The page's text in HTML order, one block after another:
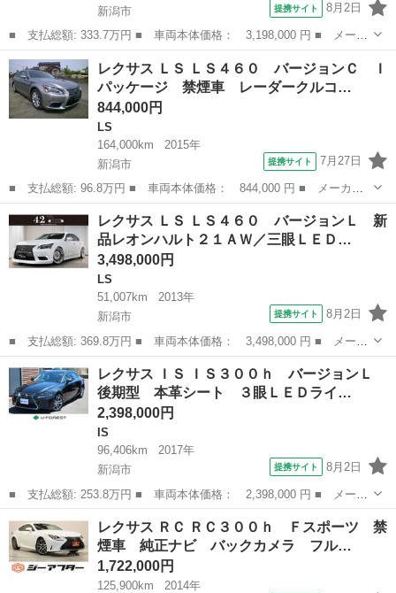
新潟市
提携サイト 8月2日
■ 支払総額: 333.7万円 ■ 車両本体価格： 3,198,000 円 ■ メーカ
ー名： レクサス ■ 車種名： ＥＳ ■ グレード名： ＥＳ３００
ｈ バージョンＬ ワンオーナー パノラミックビューＭ 黒革シー
ト サン...
新潟 新潟市 レクサス
レクサス ＬＳ ＬＳ４６０ バージョンＣ Ｉ
パッケージ 禁煙車 レーダークルコ…
844,000円
LS
164,000km
2015年
新潟市
提携サイト 7月27日
■ 支払総額: 96.8万円 ■ 車両本体価格： 844,000 円 ■ メーカー
名： レクサス ■ 車種名： ＬＳ ■ グレード名： ＬＳ４６０
バージョンＣ Ｉパッケージ 禁煙車 レーダークルコン ＢＳＭ
障害物Ｓ Ｈ...
新潟 新潟市 LS
レクサス ＬＳ ＬＳ４６０ バージョンＬ 新
品レオンハルト２１ＡＷ／三眼ＬＥＤ…
3,498,000円
LS
51,007km
2013年
新潟市
提携サイト 8月2日
■ 支払総額: 369.8万円 ■ 車両本体価格： 3,498,000 円 ■ メーカ
ー名： レクサス ■ 車種名： ＬＳ ■ グレード名： ＬＳ４６
０ バージョンＬ 新品レオンハルト２１ＡＷ／三眼ＬＥＤヘッドラ
イト／サン...
新潟 新潟市 LS
レクサス ＩＳ ＩＳ３００ｈ バージョンＬ
後期型 本革シート ３眼ＬＥＤライ…
2,398,000円
IS
96,406km
2017年
新潟市
提携サイト 8月2日
■ 支払総額: 253.8万円 ■ 車両本体価格： 2,398,000 円 ■ メーカ
ー名： レクサス ■ 車種名： ＩＳ ■ グレード名： ＩＳ３００
ｈ バージョンＬ 後期型 本革シート ３眼ＬＥＤライト 純正エ
ンジンス...
新潟 新潟市 IS
レクサス ＲＣ ＲＣ３００ｈ Ｆスポーツ 禁
煙車 純正ナビ バックカメラ フル…
1,722,000円
125,900km
2014年